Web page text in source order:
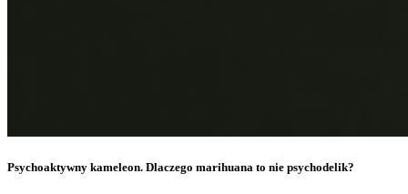
Psychoaktywny kameleon. Dlaczego marihuana to nie psychodelik?